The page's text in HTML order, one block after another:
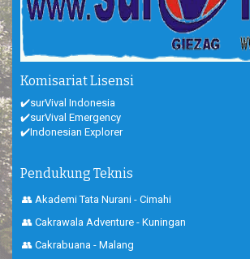
Komisariat Lisensi
✔️surVival Indonesia
✔️surVival Emergency
✔️Indonesian Explorer
Pendukung Teknis
👥 Akademi Tata Nurani - Cimahi
👥 Cakrawala Adventure - Kuningan
👥 Cakrabuana - Malang